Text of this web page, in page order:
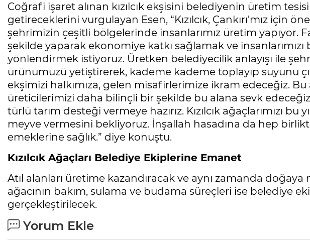
Coğrafi işaret alınan kızılcık ekşisini belediyenin üretim
getireceklerini vurgulayan Esen, “Kızılcık, Çankırı’mız için
şehrimizin çeşitli bölgelerinde insanlarımız üretim yapıyor.
şekilde yaparak ekonomiye katkı sağlamak ve
yönlendirmek istiyoruz. Üretken belediyecilik anlayışı ile
ürünümüzü yetiştirerek, kademe kademe toplayıp suyunu
ekşimizi halkımıza, gelen misafirlerimize ikram edeceğiz. Bu
üreticilerimizi daha bilinçli bir şekilde bu alana sevk
türlü tarım desteği vermeye hazırız. Kızılcık ağaçlarımızı bu
meyve vermesini bekliyoruz. İnşallah hasadına da hep birlikte
emeklerine sağlık.” diye konuştu.
Kızılcık Ağaçları Belediye Ekiplerine Emanet
Atıl alanları üretime kazandıracak ve aynı zamanda doğaya
ağacının bakım, sulama ve budama süreçleri ise belediye
gerçekleştirilecek.
Yorum Ekle